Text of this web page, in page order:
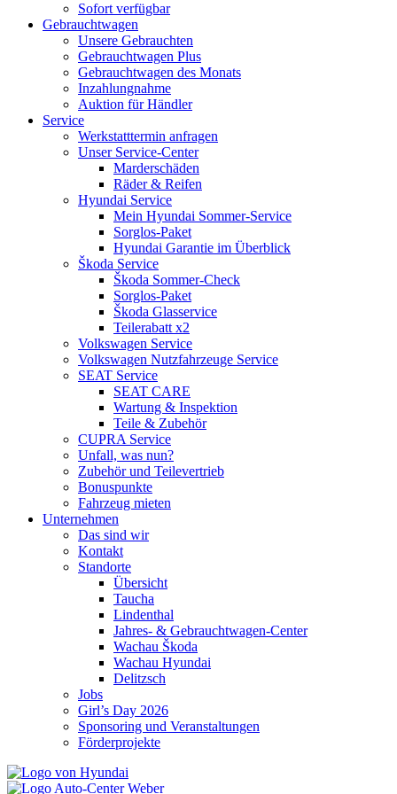
Sofort verfügbar
Gebrauchtwagen
Unsere Gebrauchten
Gebrauchtwagen Plus
Gebrauchtwagen des Monats
Inzahlungnahme
Auktion für Händler
Service
Werkstatttermin anfragen
Unser Service-Center
Marderschäden
Räder & Reifen
Hyundai Service
Mein Hyundai Sommer-Service
Sorglos-Paket
Hyundai Garantie im Überblick
Škoda Service
Škoda Sommer-Check
Sorglos-Paket
Škoda Glasservice
Teilerabatt x2
Volkswagen Service
Volkswagen Nutzfahrzeuge Service
SEAT Service
SEAT CARE
Wartung & Inspektion
Teile & Zubehör
CUPRA Service
Unfall, was nun?
Zubehör und Teilevertrieb
Bonuspunkte
Fahrzeug mieten
Unternehmen
Das sind wir
Kontakt
Standorte
Übersicht
Taucha
Lindenthal
Jahres- & Gebrauchtwagen-Center
Wachau Škoda
Wachau Hyundai
Delitzsch
Jobs
Girl’s Day 2026
Sponsoring und Veranstaltungen
Förderprojekte